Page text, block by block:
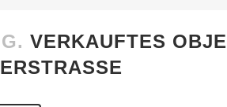
VERKAUFTES